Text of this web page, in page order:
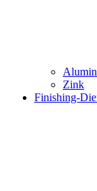
Zink
Finishing-